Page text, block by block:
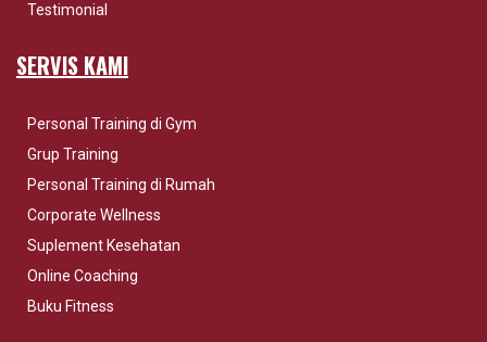
Testimonial
SERVIS KAMI
Personal Training di Gym
Grup Training
Personal Training di Rumah
Corporate Wellness
Suplement Kesehatan
Online Coaching
Buku Fitness